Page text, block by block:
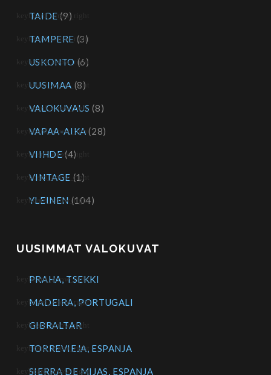
TAIDE (9)
TAMPERE (3)
USKONTO (6)
UUSIMAA (8)
VALOKUVAUS (8)
VAPAA-AIKA (28)
VIIHDE (4)
VINTAGE (1)
YLEINEN (104)
UUSIMMAT VALOKUVAT
PRAHA, TSEKKI
MADEIRA, PORTUGALI
GIBRALTAR
TORREVIEJA, ESPANJA
SIERRA DE MIJAS, ESPANJA